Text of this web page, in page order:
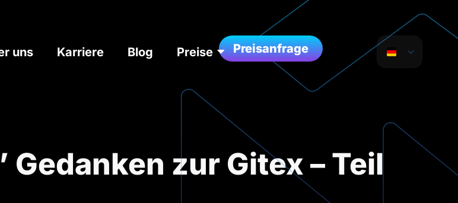
uns Karriere Blog Preise Preisanfrage
Gedanken zur Gitex – Teil